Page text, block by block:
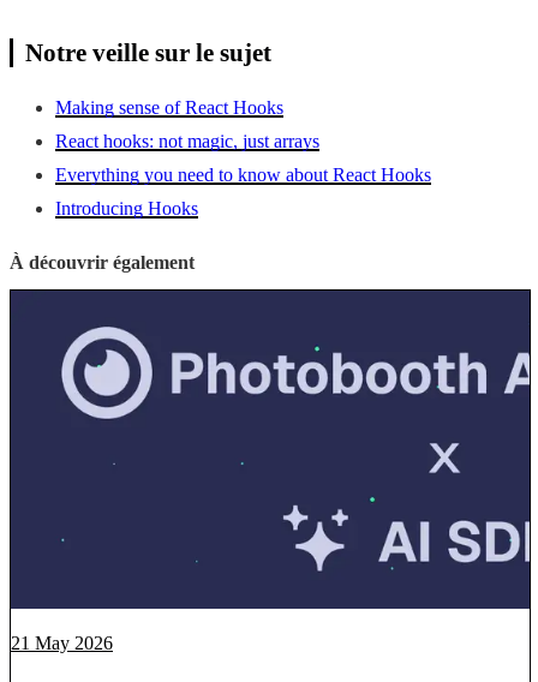
Notre veille sur le sujet
Making sense of React Hooks
React hooks: not magic, just arrays
Everything you need to know about React Hooks
Introducing Hooks
À découvrir également
21 May 2026